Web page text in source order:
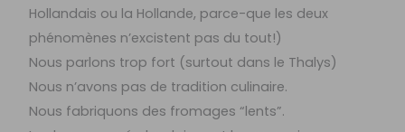
Hollandais ou la Hollande, parce-que les deux
phénomènes n’excistent pas du tout!)
Nous parlons trop fort (surtout dans le Thalys)
Nous n’avons pas de tradition culinaire.
Nous fabriquons des fromages “lents”.